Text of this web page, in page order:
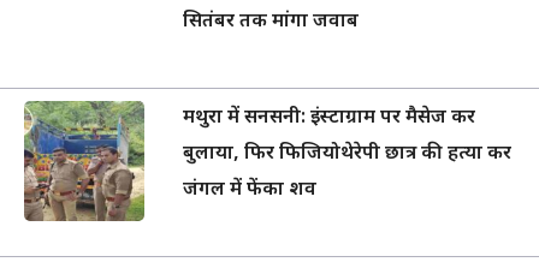
सितंबर तक मांगा जवाब
मथुरा में सनसनी: इंस्टाग्राम पर मैसेज कर
बुलाया, फिर फिजियोथेरेपी छात्र की हत्या कर
जंगल में फेंका शव